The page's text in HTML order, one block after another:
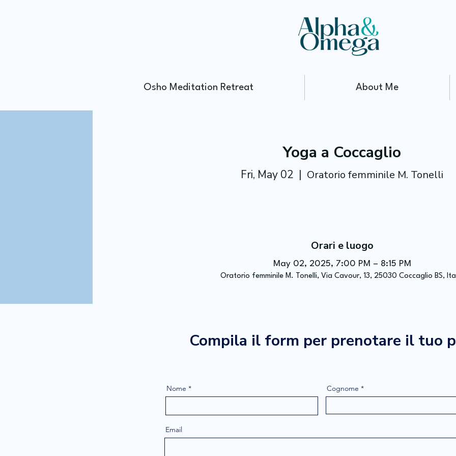
Osho Meditation Retreat About Me
Yoga a Coccaglio
Fri, May 02
  |
Oratorio femminile M. Tonelli
Orari e luogo
May 02, 2025, 7:00 PM – 8:15 PM
Oratorio femminile M. Tonelli, Via Cavour, 13, 25030 Coccaglio BS,
Compila il form per prenotare il tuo
Nome Cognome
Email